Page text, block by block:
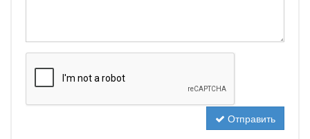
Отправить